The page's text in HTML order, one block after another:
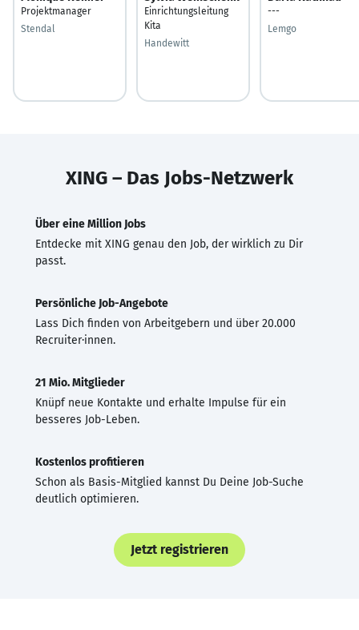
Projektmanager
Stendal
Einrichtungsleitung
Kita
Handewitt
---
Lemgo
XING – Das Jobs-Netzwerk
Über eine Million Jobs
Entdecke mit XING genau den Job, der wirklich zu Dir
passt.
Persönliche Job-Angebote
Lass Dich finden von Arbeitgebern und über 20.000
Recruiter·innen.
21 Mio. Mitglieder
Knüpf neue Kontakte und erhalte Impulse für ein
besseres Job-Leben.
Kostenlos profitieren
Schon als Basis-Mitglied kannst Du Deine Job-Suche
deutlich optimieren.
Jetzt registrieren